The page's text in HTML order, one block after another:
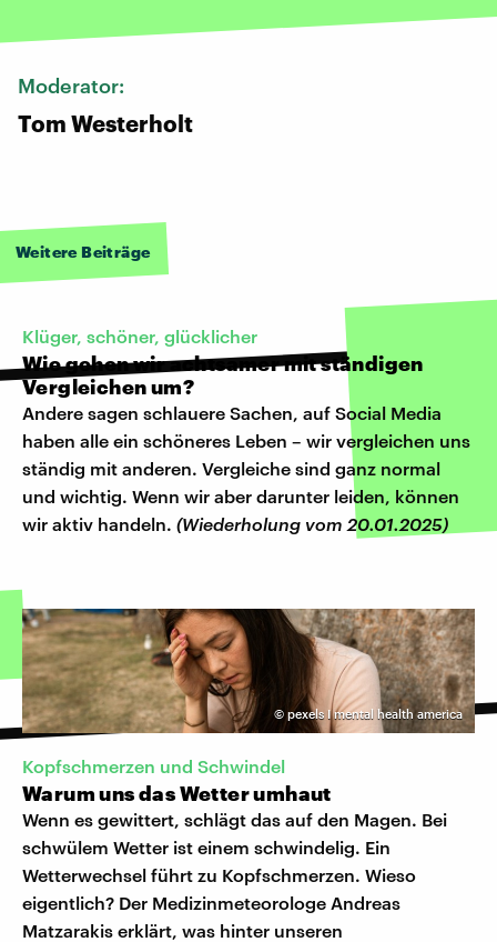
Moderator:
Tom Westerholt
Weitere Beiträge
Klüger, schöner, glücklicher
Wie gehen wir achtsamer mit ständigen
Vergleichen um?
Andere sagen schlauere Sachen, auf Social Media
haben alle ein schöneres Leben – wir vergleichen uns
ständig mit anderen. Vergleiche sind ganz normal
und wichtig. Wenn wir aber darunter leiden, können
wir aktiv handeln. (Wiederholung vom 20.01.2025)
© pexels I mental health america
Kopfschmerzen und Schwindel
Warum uns das Wetter umhaut
Wenn es gewittert, schlägt das auf den Magen. Bei
schwülem Wetter ist einem schwindelig. Ein
Wetterwechsel führt zu Kopfschmerzen. Wieso
eigentlich? Der Medizinmeteorologe Andreas
Matzarakis erklärt, was hinter unseren